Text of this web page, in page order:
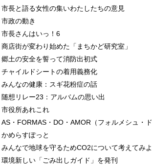
市長と語る女性の集いわたしたちの意見
市政の動き
市長さんはいっ！6
商店街が変わり始めた「まちかど研究室」
郷土の安全を誓って消防出初式
チャイルドシートの着用義務化
みんなの健康：スギ花粉症の話
随想リレー23：アルバムの思い出
市役所あれこれ
AS・FORMAS・DO・AMOR（フォルメシュ・ド
かめらすぽっと
みんなで地球を守るためCO2について考えてみ
環境新しい「ごみ出しガイド」を発刊